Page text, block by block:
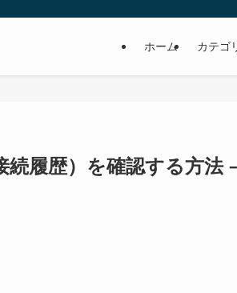
ホーム カテゴ
履歴）を確認する方法